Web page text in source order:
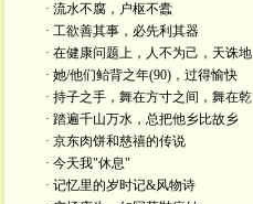
· 流水不腐，户枢不蠹
· 工欲善其事，必先利其器
· 在健康问题上，人不为己，天诛地
· 她/他们鲐背之年(90)，过得愉快
· 持子之手，舞在方寸之间，舞在乾
· 踏遍千山万水，总把他乡比故乡
· 京东肉饼和慈禧的传说
· 今天我"休息"
· 记忆里的岁时记&风物诗